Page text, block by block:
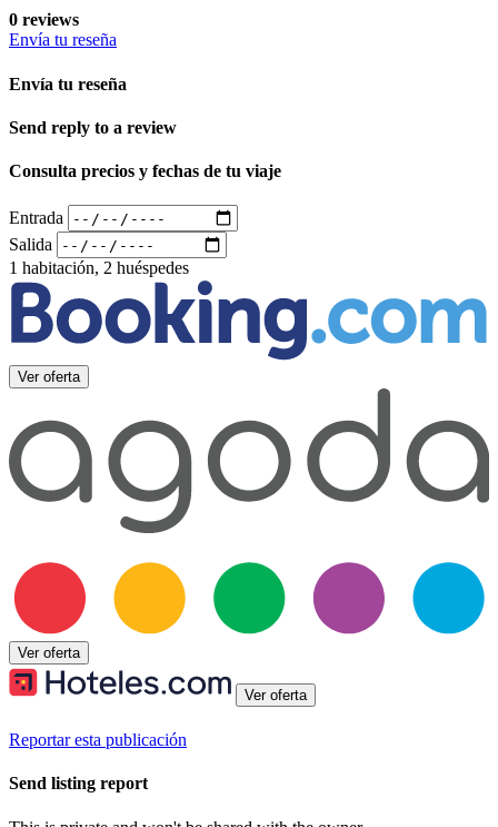
0 reviews
Envía tu reseña
Envía tu reseña
Send reply to a review
Consulta precios y fechas de tu viaje
Entrada
Salida
1 habitación, 2 huéspedes
Ver oferta
Ver oferta
Ver oferta
Reportar esta publicación
Send listing report